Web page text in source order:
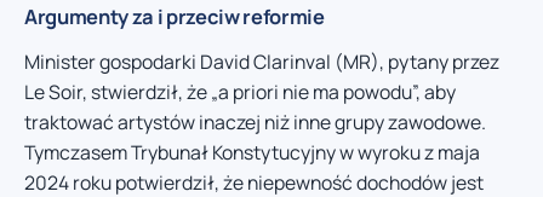
Argumenty za i przeciw reformie
Minister gospodarki David Clarinval (MR), pytany przez
Le Soir, stwierdził, że „a priori nie ma powodu”, aby
traktować artystów inaczej niż inne grupy zawodowe.
Tymczasem Trybunał Konstytucyjny w wyroku z maja
2024 roku potwierdził, że niepewność dochodów jest